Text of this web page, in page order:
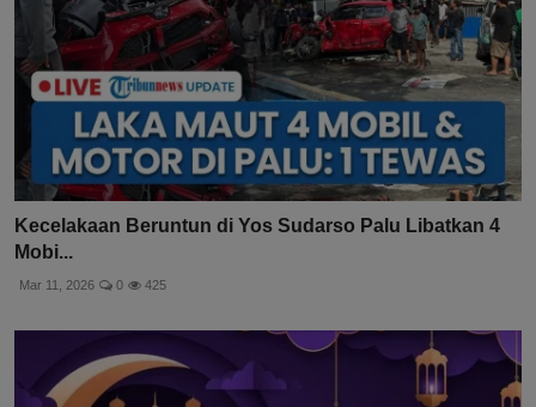
Kecelakaan Beruntun di Yos Sudarso Palu Libatkan 4
Mobi...
Mar 11, 2026 0 425